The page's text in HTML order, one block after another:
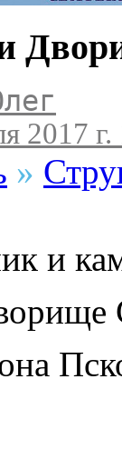
2017 г.
»
и